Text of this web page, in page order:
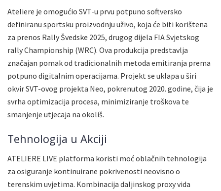
Ateliere je omogućio SVT-u prvu potpuno softversko
definiranu sportsku proizvodnju uživo, koja će biti korištena
za prenos Rally Švedske 2025, drugog dijela FIA Svjetskog
rally Championship (WRC). Ova produkcija predstavlja
značajan pomak od tradicionalnih metoda emitiranja prema
potpuno digitalnim operacijama. Projekt se uklapa u širi
okvir SVT-ovog projekta Neo, pokrenutog 2020. godine, čija je
svrha optimizacija procesa, minimiziranje troškova te
smanjenje utjecaja na okoliš.
Tehnologija u Akciji
ATELIERE LIVE platforma koristi moć oblačnih tehnologija
za osiguranje kontinuirane pokrivenosti neovisno o
terenskim uvjetima. Kombinacija daljinskog proxy vida